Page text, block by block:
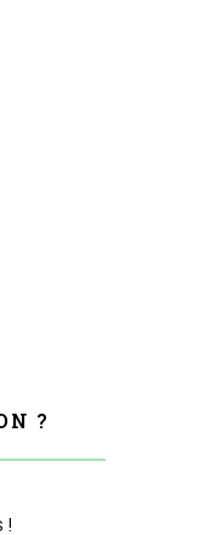
?
!